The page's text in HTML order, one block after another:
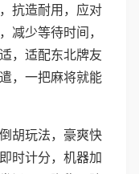
抗造耐用，应对
减少等待时间，
，适配东北牌友
，一把麻将就能
胡玩法，豪爽快
时计分，机器加